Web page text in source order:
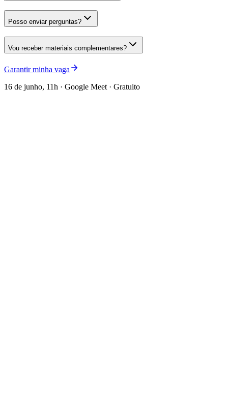
Posso enviar perguntas?
Vou receber materiais complementares?
Garantir minha vaga
16 de junho, 11h · Google Meet · Gratuito